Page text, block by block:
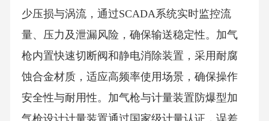
少压损与涡流，通过SCADA系统实时监控流
量、压力及泄漏风险，确保输送稳定性。加气
枪内置快速切断阀和静电消除装置，采用耐腐
蚀合金材质，适应高频率使用场景，确保操作
安全性与耐用性。加气枪与计量装置防爆型加